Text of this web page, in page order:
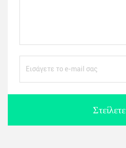
Στείλετε